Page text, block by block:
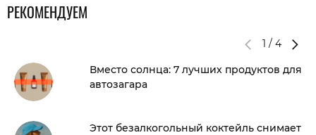
РЕКОМЕНДУЕМ
1 / 4
Вместо солнца: 7 лучших продуктов для
автозагара
Этот безалкогольный коктейль снимает